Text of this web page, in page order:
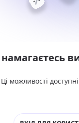
Ці можливості